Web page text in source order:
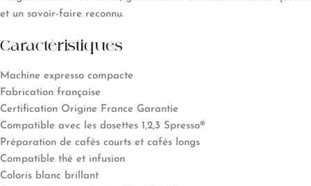
et un savoir-faire reconnu.
Caractéristiques
Machine expresso compacte
Fabrication française
Certification Origine France Garantie
Compatible avec les dosettes 1,2,3 Spresso®
Préparation de cafés courts et cafés longs
Compatible thé et infusion
Coloris blanc brillant